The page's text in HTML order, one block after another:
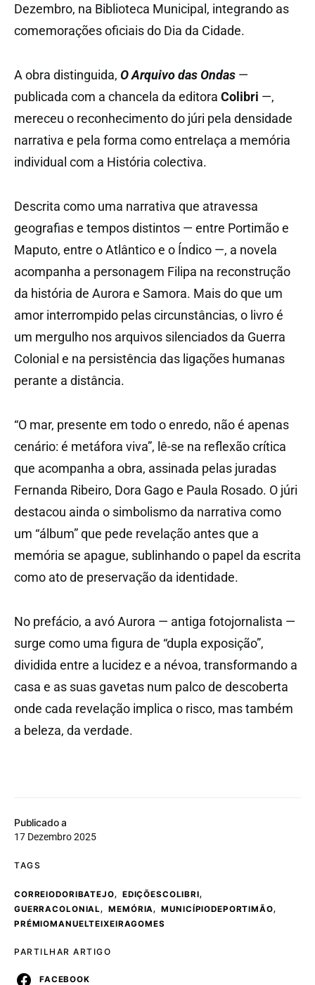
Publicado a
17 Dezembro 2025
TAGS
CORREIODORIBATEJO, EDIÇÕESCOLIBRI,
GUERRACOLONIAL, MEMÓRIA, MUNICÍPIODEPORTIMÃO,
PRÉMIOMANUELTEIXEIRAGOMES
PARTILHAR ARTIGO
FACEBOOK
Dezembro, na Biblioteca Municipal, integrando as
comemorações oficiais do Dia da Cidade.
A obra distinguida, O Arquivo das Ondas —
publicada com a chancela da editora Colibri —,
mereceu o reconhecimento do júri pela densidade
narrativa e pela forma como entrelaça a memória
individual com a História colectiva.
Descrita como uma narrativa que atravessa
geografias e tempos distintos — entre Portimão e
Maputo, entre o Atlântico e o Índico —, a novela
acompanha a personagem Filipa na reconstrução
da história de Aurora e Samora. Mais do que um
amor interrompido pelas circunstâncias, o livro é
um mergulho nos arquivos silenciados da Guerra
Colonial e na persistência das ligações humanas
perante a distância.
“O mar, presente em todo o enredo, não é apenas
cenário: é metáfora viva”, lê-se na reflexão crítica
que acompanha a obra, assinada pelas juradas
Fernanda Ribeiro, Dora Gago e Paula Rosado. O júri
destacou ainda o simbolismo da narrativa como
um “álbum” que pede revelação antes que a
memória se apague, sublinhando o papel da escrita
como ato de preservação da identidade.
No prefácio, a avó Aurora — antiga fotojornalista —
surge como uma figura de “dupla exposição”,
dividida entre a lucidez e a névoa, transformando a
casa e as suas gavetas num palco de descoberta
onde cada revelação implica o risco, mas também
a beleza, da verdade.